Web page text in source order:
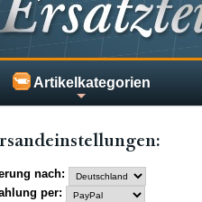
Artikelkategorien
nach:
per: